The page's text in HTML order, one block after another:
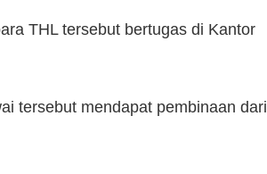
THL tersebut bertugas di Kantor
tersebut mendapat pembinaan dari